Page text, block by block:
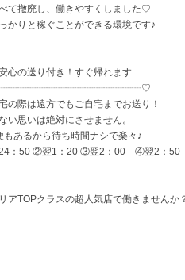
て撤廃し、働きやすくしました♡
かりと稼ぐことができる環境です♪
心の送り付き！すぐ帰れます
の際は遠方でもご自宅までお送り！
い思いは絶対にさせません。
もあるから待ち時間ナシで楽々♪
：50 ②翌1：20 ③翌2：00 ④翌2：
アTOPクラスの超人気店で働きませんか